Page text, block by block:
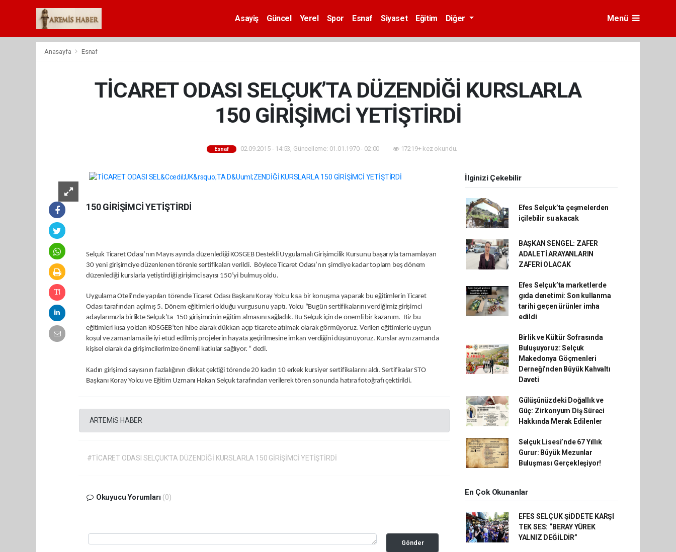
Asayiş Güncel Yerel Spor Esnaf Siyaset Eğitim Diğer Menü
Anasayfa Esnaf
TİCARET ODASI SELÇUK’TA DÜZENDİĞİ KURSLARLA
150 GİRİŞİMCİ YETİŞTİRDİ
Esnaf 02.09.2015 - 14:53, Güncelleme: 01.01.1970 - 02:00 17219+ kez okundu.
150 GİRİŞİMCİ YETİŞTİRDİ
Selçuk Ticaret Odası’nın Mayıs ayında düzenlediği KOSGEB Destekli Uygulamalı Girişimcilik Kursunu başarıyla tamamlayan
30 yeni girişimciye düzenlenen törenle sertifikaları verildi. Böylece Ticaret Odası’nın şimdiye kadar toplam beş dönem
düzenlediği kurslarla yetiştirdiği girişimci sayısı 150’yi bulmuş oldu.
Uygulama Oteli’nde yapılan törende Ticaret Odası Başkanı Koray Yolcu kısa bir konuşma yaparak bu eğitimlerin Ticaret
Odası tarafından açılmış 5. Dönem eğitimleri olduğu vurgusunu yaptı. Yolcu “Bugün sertifikalarını verdiğimiz girişimci
adaylarımızla birlikte Selçuk’ta 150 girişimcinin eğitim almasını sağladık. Bu Selçuk için de önemli bir kazanım. Biz bu
eğitimleri kısa yoldan KOSGEB’ten hibe alarak dükkan açıp ticarete atılmak olarak görmüyoruz. Verilen eğitimlerle uygun
koşul ve zamanlama ile iyi etüd edilmiş projelerin hayata geçirilmesine imkan verdiğini düşünüyoruz. Kurslar aynı zamanda
kişisel olarak da girişimcilerimize önemli katkılar sağlıyor. “ dedi.
Kadın girişimci sayısının fazlalığının dikkat çektiği törende 20 kadın 10 erkek kursiyer sertifikalarını aldı. Sertifikalar STO
Başkanı Koray Yolcu ve Eğitim Uzmanı Hakan Selçuk tarafından verilerek tören sonunda hatıra fotoğrafı çektirildi.
ARTEMİS HABER
#TİCARET ODASI SELÇUK’TA DÜZENDİĞİ KURSLARLA 150 GİRİŞİMCİ YETİŞTİRDİ
Okuyucu Yorumları (0)
Gönder
İlginizi Çekebilir
Efes Selçuk’ta çeşmelerden
içilebilir su akacak
BAŞKAN SENGEL: ZAFER
ADALETİ ARAYANLARIN
ZAFERİ OLACAK
Efes Selçuk’ta marketlerde
gıda denetimi: Son kullanma
tarihi geçen ürünler imha
edildi
Birlik ve Kültür Sofrasında
Buluşuyoruz: Selçuk
Makedonya Göçmenleri
Derneği’nden Büyük Kahvaltı
Daveti
Gülüşünüzdeki Doğallık ve
Güç: Zirkonyum Diş Süreci
Hakkında Merak Edilenler
Selçuk Lisesi’nde 67 Yıllık
Gurur: Büyük Mezunlar
Buluşması Gerçekleşiyor!
En Çok Okunanlar
EFES SELÇUK ŞİDDETE KARŞI
TEK SES: “BERAY YÜREK
YALNIZ DEĞİLDİR”